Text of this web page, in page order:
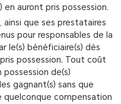
en auront pris possession.
ainsi que ses prestataires
pour responsables de la
le(s) bénéficiaire(s) dès
possession. Tout coût
de(s)
gagnant(s) sans que
quelconque compensation